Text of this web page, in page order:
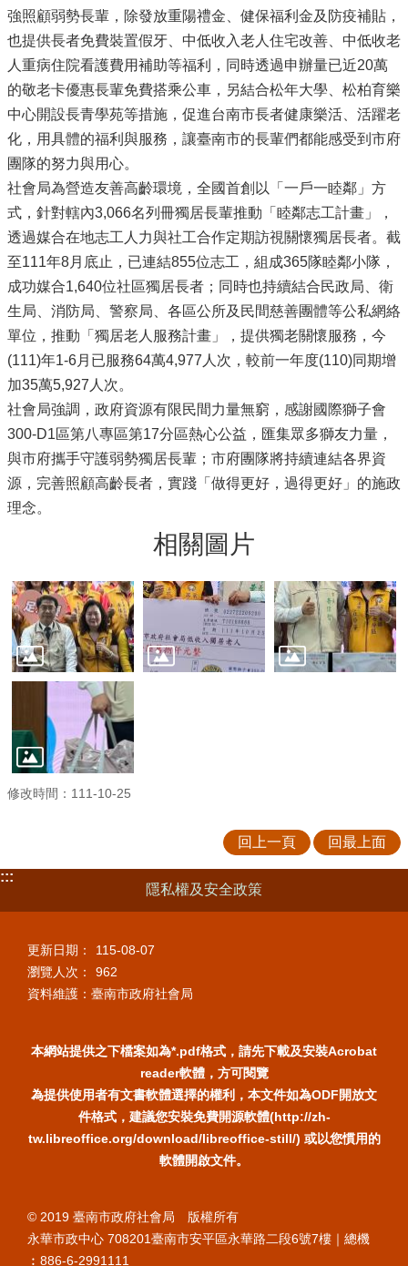
強照顧弱勢長輩，除發放重陽禮金、健保福利金及防疫補貼，
也提供長者免費裝置假牙、中低收入老人住宅改善、中低收老
人重病住院看護費用補助等福利，同時透過申辦量已近20萬
的敬老卡優惠長輩免費搭乘公車，另結合松年大學、松柏育樂
中心開設長青學苑等措施，促進台南市長者健康樂活、活躍老
化，用具體的福利與服務，讓臺南市的長輩們都能感受到市府
團隊的努力與用心。
社會局為營造友善高齡環境，全國首創以「一戶一睦鄰」方
式，針對轄內3,066名列冊獨居長輩推動「睦鄰志工計畫」，
透過媒合在地志工人力與社工合作定期訪視關懷獨居長者。截
至111年8月底止，已連結855位志工，組成365隊睦鄰小隊，
成功媒合1,640位社區獨居長者；同時也持續結合民政局、衛
生局、消防局、警察局、各區公所及民間慈善團體等公私網絡
單位，推動「獨居老人服務計畫」，提供獨老關懷服務，今
(111)年1-6月已服務64萬4,977人次，較前一年度(110)同期增
加35萬5,927人次。
社會局強調，政府資源有限民間力量無窮，感謝國際獅子會
300-D1區第八專區第17分區熱心公益，匯集眾多獅友力量，
與市府攜手守護弱勢獨居長輩；市府團隊將持續連結各界資
源，完善照顧高齡長者，實踐「做得更好，過得更好」的施政
理念。
相關圖片
修改時間：111-10-25
回上一頁 回最上面
:::
隱私權及安全政策
更新日期：
115-08-07
瀏覽人次：
962
資料維護：臺南市政府社會局
本網站提供之下檔案如為*.pdf格式，請先下載及安裝Acrobat
reader軟體，方可閱覽
為提供使用者有文書軟體選擇的權利，本文件如為ODF開放文
件格式，建議您安裝免費開源軟體(http://zh-
tw.libreoffice.org/download/libreoffice-still/) 或以您慣用的
軟體開啟文件。
© 2019 臺南市政府社會局 版權所有
永華市政中心 708201臺南市安平區永華路二段6號7樓｜總機
︰886-6-2991111